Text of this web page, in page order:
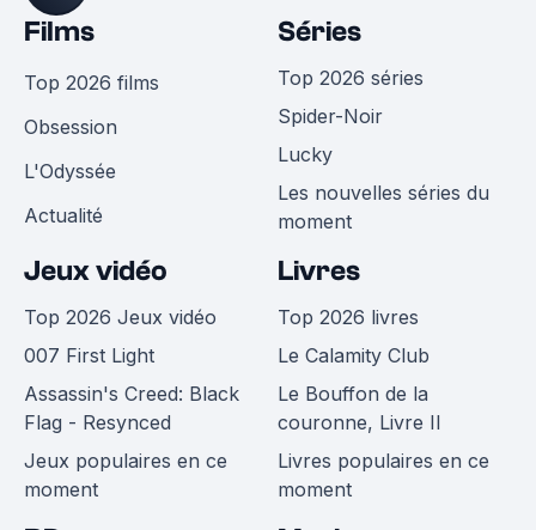
Films
Top 2026 films
Obsession
L'Odyssée
Actualité
Séries
Top 2026 séries
Spider-Noir
Lucky
Les nouvelles séries du
moment
Jeux vidéo
Top 2026 Jeux vidéo
007 First Light
Assassin's Creed: Black
Flag - Resynced
Jeux populaires en ce
moment
Livres
Top 2026 livres
Le Calamity Club
Le Bouffon de la
couronne, Livre II
Livres populaires en ce
moment